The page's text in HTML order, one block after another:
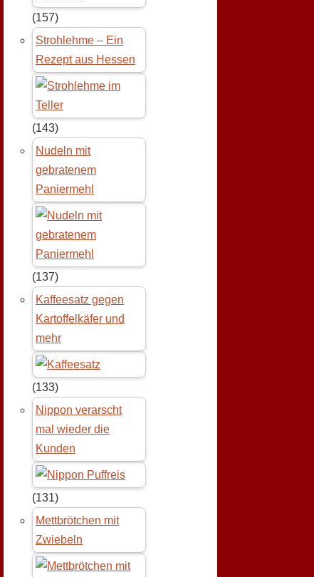
(157)
Strohlehme – Ein
Rezept aus Hessen
(143)
Nudeln mit
gebratenem
Paniermehl
(137)
Kaffeesatz gegen
Kartoffelkäfer und
mehr
(133)
Nippon verarscht
mal wieder die
Kunden
(131)
Mettbrötchen mit
Zwiebeln